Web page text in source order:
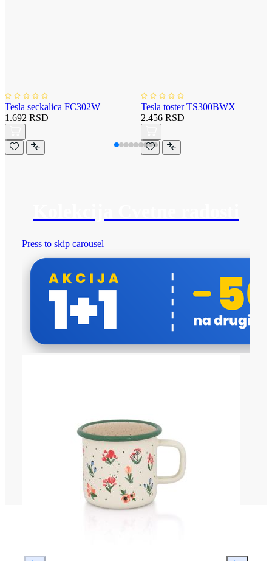
Tesla seckalica FC302W
1.692 RSD
Tesla toster TS300BWX
2.456 RSD
Press to skip carousel